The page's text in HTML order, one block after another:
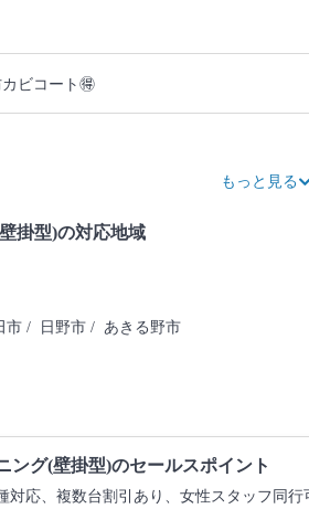
ビコート🉐
もっと見る
掛型)の対応地域
市 / 日野市 / あきる野市
ング(壁掛型)のセールスポイント
対応、複数台割引あり、女性スタッフ同